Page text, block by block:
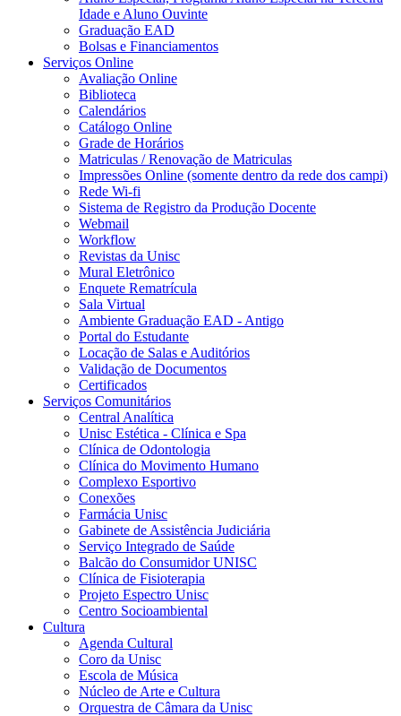
Idade e Aluno Ouvinte
Graduação EAD
Bolsas e Financiamentos
Serviços Online
Avaliação Online
Biblioteca
Calendários
Catálogo Online
Grade de Horários
Matriculas / Renovação de Matriculas
Impressões Online (somente dentro da rede dos campi)
Rede Wi-fi
Sistema de Registro da Produção Docente
Webmail
Workflow
Revistas da Unisc
Mural Eletrônico
Enquete Rematrícula
Sala Virtual
Ambiente Graduação EAD - Antigo
Portal do Estudante
Locação de Salas e Auditórios
Validação de Documentos
Certificados
Serviços Comunitários
Central Analítica
Unisc Estética - Clínica e Spa
Clínica de Odontologia
Clínica do Movimento Humano
Complexo Esportivo
Conexões
Farmácia Unisc
Gabinete de Assistência Judiciária
Serviço Integrado de Saúde
Balcão do Consumidor UNISC
Clínica de Fisioterapia
Projeto Espectro Unisc
Centro Socioambiental
Cultura
Agenda Cultural
Coro da Unisc
Escola de Música
Núcleo de Arte e Cultura
Orquestra de Câmara da Unisc